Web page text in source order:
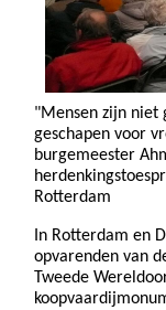
"Mensen zijn niet
geschapen voor
burgemeester
Rotterdam
In Rotterdam en
opvarenden van
Tweede